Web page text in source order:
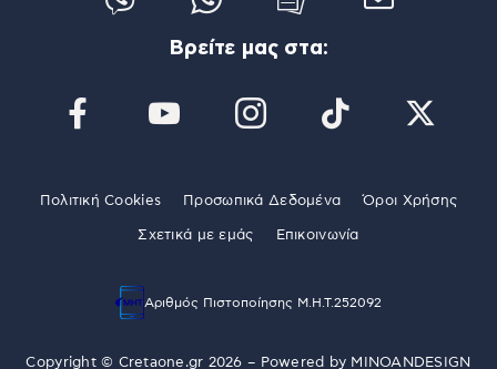
Βρείτε μας στα:
Πολιτική Cookies Προσωπικά Δεδομένα Όροι Χρήσης
Σχετικά με εμάς Επικοινωνία
Αριθμός Πιστοποίησης Μ.Η.Τ.252092
Copyright © Cretaone.gr 2026 – Powered by MINOANDESIGN